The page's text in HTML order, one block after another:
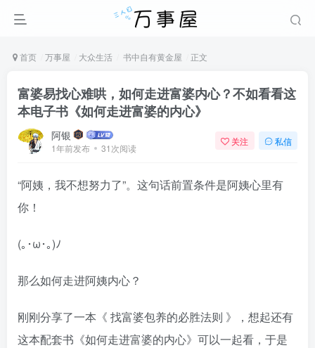
首页 万事屋 大众生活 书中自有黄金屋 正文
富婆易找心难哄，如何走进富婆内心？不如看看这
本电子书《如何走进富婆的内心》
阿银
1年前发布 31次阅读
关注 私信
“阿姨，我不想努力了”。这句话前置条件是阿姨心里有
你！
(｡･ω･｡)ﾉ
那么如何走进阿姨内心？
刚刚分享了一本《 找富婆包养的必胜法则 》，想起还有
这本配套书《如何走进富婆的内心》可以一起看，于是